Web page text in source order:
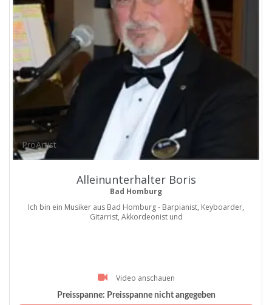
ProArtist
Alleinunterhalter Boris
Bad Homburg
Ich bin ein Musiker aus Bad Homburg - Barpianist, Keyboarder,
Gitarrist, Akkordeonist und
Video anschauen
Preisspanne: Preisspanne nicht angegeben